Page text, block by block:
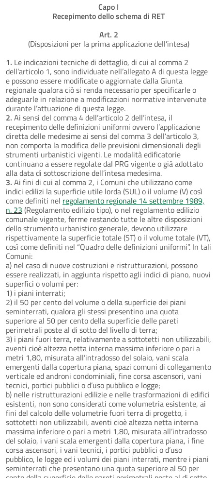
Capo I
Recepimento dello schema di RET
Art. 2
(Disposizioni per la prima applicazione dell’intesa)
1. Le indicazioni tecniche di dettaglio, di cui al comma 2
dell’articolo 1, sono individuate nell’allegato A di questa legge
e possono essere modificate o aggiornate dalla Giunta
regionale qualora ciò si renda necessario per specificarle o
adeguarle in relazione a modificazioni normative intervenute
durante l’attuazione di questa legge.
2. Ai sensi del comma 4 dell’articolo 2 dell’intesa, il
recepimento delle definizioni uniformi ovvero l’applicazione
diretta delle medesime ai sensi del comma 3 dell’articolo 3,
non comporta la modifica delle previsioni dimensionali degli
strumenti urbanistici vigenti. Le modalità edificatorie
continuano a essere regolate dal PRG vigente o già adottato
alla data di sottoscrizione dell’intesa medesima.
3. Ai fini di cui al comma 2, i Comuni che utilizzano come
indici edilizi la superficie utile lorda (SUL) o il volume (V) così
come definiti nel regolamento regionale 14 settembre 1989,
n. 23 (Regolamento edilizio tipo), o nel regolamento edilizio
comunale vigente, ferme restando tutte le altre disposizioni
dello strumento urbanistico generale, devono utilizzare
rispettivamente la superficie totale (ST) o il volume totale (VT),
così come definiti nel “Quadro delle definizioni uniformi”. In tali
Comuni:
a) nel caso di nuove costruzioni e ristrutturazioni, possono
essere realizzati, in aggiunta rispetto agli indici di piano, nuovi
superfici o volumi per:
1) i piani interrati;
2) il 50 per cento del volume o della superficie dei piani
seminterrati, qualora gli stessi presentino una quota
superiore al 50 per cento della superficie delle pareti
perimetrali poste al di sotto del livello di terra;
3) i piani fuori terra, relativamente a sottotetti non utilizzabili,
aventi cioè altezza netta interna massima inferiore o pari a
metri 1,80, misurata all’intradosso del solaio, vani scala
emergenti dalla copertura piana, spazi comuni di collegamento
verticale ed androni condominiali, fine corsa ascensori, vani
tecnici, portici pubblici o d’uso pubblico e logge;
b) nelle ristrutturazioni edilizie e nelle trasformazioni di edifici
esistenti, non sono considerati come volumetria esistente, ai
fini del calcolo delle volumetrie fuori terra di progetto, i
sottotetti non utilizzabili, aventi cioè altezza netta interna
massima inferiore o pari a metri 1,80, misurata all’intradosso
del solaio, i vani scala emergenti dalla copertura piana, i fine
corsa ascensori, i vani tecnici, i portici pubblici o d’uso
pubblico, le logge ed i volumi dei piani interrati, mentre i piani
seminterrati che presentano una quota superiore al 50 per